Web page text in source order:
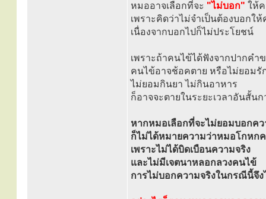
หมออาจเลือกที่จะ "ไม่บอก" ให้
เพราะคิดว่าไม่จำเป็นต้องบอกใ
เนื่องจากบอกไปก็ไม่ประโยชน์
เพราะถ้าคนไข้ได้ฟังจากปากคำ
คนไข้อาจช้อคตาย หรือไม่ยอมรั
ไม่ยอมกินยา ไม่กินอาหาร
ก็อาจจะตายในระยะเวลาอันสั้น
หากหมอเลือกที่จะไม่ยอมบอกค
ก็ไม่ได้หมายความว่าหมอโกหก
เพราะไม่ได้บิดเบือนความจริง
และไม่มีเจตนาหลอกลวงคนไข้
การไม่บอกความจริงในกรณีนี้จึ